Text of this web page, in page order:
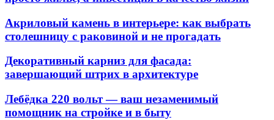
Акриловый камень в интерьере: как выбрать
столешницу с раковиной и не прогадать
Декоративный карниз для фасада:
завершающий штрих в архитектуре
Лебёдка 220 вольт — ваш незаменимый
помощник на стройке и в быту